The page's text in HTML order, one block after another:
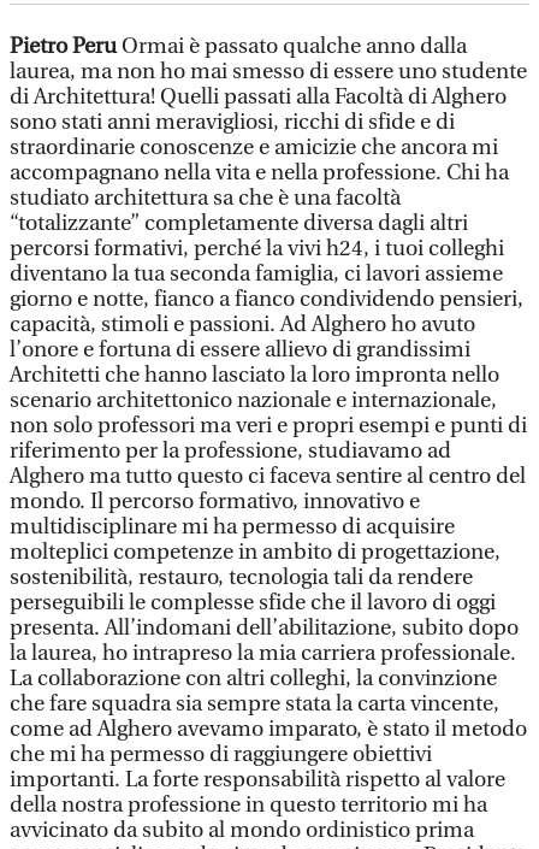
Pietro PeruOrmai è passato qualche anno dalla
laurea, ma non ho mai smesso di essere uno studente
di Architettura! Quelli passati alla Facoltà di Alghero
sono stati anni meravigliosi, ricchi di sfide e di
straordinarie conoscenze e amicizie che ancora mi
accompagnano nella vita e nella professione. Chi ha
studiato architettura sa che è una facoltà
“totalizzante” completamente diversa dagli altri
percorsi formativi, perché la vivi h24, i tuoi colleghi
diventano la tua seconda famiglia, ci lavori assieme
giorno e notte, fianco a fianco condividendo pensieri,
capacità, stimoli e passioni. Ad Alghero ho avuto
l’onore e fortuna di essere allievo di grandissimi
Architetti che hanno lasciato la loro impronta nello
scenario architettonico nazionale e internazionale,
non solo professori ma veri e propri esempi e punti di
riferimento per la professione, studiavamo ad
Alghero ma tutto questo ci faceva sentire al centro del
mondo. Il percorso formativo, innovativo e
multidisciplinare mi ha permesso di acquisire
molteplici competenze in ambito di progettazione,
sostenibilità, restauro, tecnologia tali da rendere
perseguibili le complesse sfide che il lavoro di oggi
presenta. All’indomani dell’abilitazione, subito dopo
la laurea, ho intrapreso la mia carriera professionale.
La collaborazione con altri colleghi, la convinzione
che fare squadra sia sempre stata la carta vincente,
come ad Alghero avevamo imparato, è stato il metodo
che mi ha permesso di raggiungere obiettivi
importanti. La forte responsabilità rispetto al valore
della nostra professione in questo territorio mi ha
avvicinato da subito al mondo ordinistico prima